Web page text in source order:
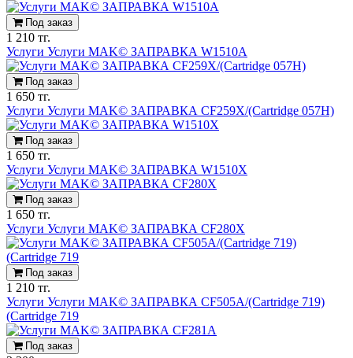
Под заказ
1 210 тг.
Услуги Услуги MAK© ЗАПРАВКА W1510A
Под заказ
1 650 тг.
Услуги Услуги MAK© ЗАПРАВКА CF259X/(Cartridge 057H)
Под заказ
1 650 тг.
Услуги Услуги MAK© ЗАПРАВКА W1510X
Под заказ
1 650 тг.
Услуги Услуги MAK© ЗАПРАВКА CF280X
Под заказ
1 210 тг.
Услуги Услуги MAK© ЗАПРАВКА CF505A/(Cartridge 719)
(Cartridge 719
Под заказ